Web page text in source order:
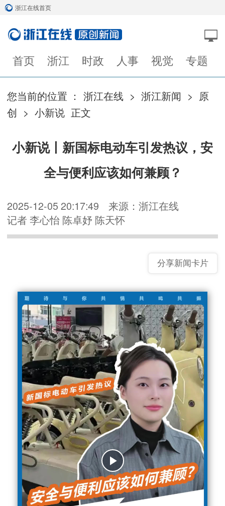
浙江在线首页
首页 浙江 时政 人事 视觉 专题
您当前的位置 ： 浙江在线 > 浙江新闻 > 原
创 > 小新说 正文
小新说丨新国标电动车引发热议，安
全与便利应该如何兼顾？
2025-12-05 20:17:49
来源：浙江在线
记者 李心怡 陈卓妤 陈天怀
分享新闻卡片